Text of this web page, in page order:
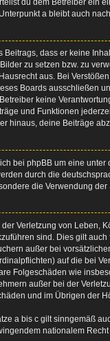
du dem Betreiber ein
a bleibt auch
Beitrags, dass er keine
zu setzen bzw. zu
aus. Bei
Boards ausschließen
keine
und Funktionen
hinaus, deine Beiträge
bei phpBB um eine unter
durch die
die Verwendung
der Verletzung von Leben,
sind. Dies gilt
außer bei
auf die bei
Folgeschäden wie
außer bei der
und im Übrigen der
a bis c gilt sinngemäß
nationalem